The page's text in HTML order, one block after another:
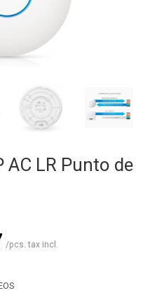
AC LR Punto de
/pcs. tax incl.